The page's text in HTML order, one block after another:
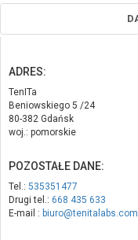
ADRES:
TenITa
Beniowskiego 5 /24
80-382 Gdańsk
woj.: pomorskie
POZOSTAŁE DANE:
Tel.: 535351477
Drugi tel.: 668 435 633
E-mail : biuro@tenitalabs.com